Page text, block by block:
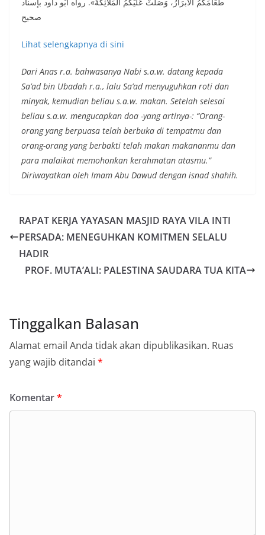
صحيح
Lihat selengkapnya di sini
Dari Anas r.a. bahwasanya Nabi s.a.w. datang kepada
Sa’ad bin Ubadah r.a., lalu Sa’ad menyuguhkan roti dan
minyak, kemudian beliau s.a.w. makan. Setelah selesai
beliau s.a.w. mengucapkan doa -yang artinya-: “Orang-
orang yang berpuasa telah berbuka di tempatmu dan
orang-orang yang berbakti telah makan makananmu dan
para malaikat memohonkan kerahmatan atasmu.”
Diriwayatkan oleh Imam Abu Dawud dengan isnad shahih.
RAPAT KERJA YAYASAN MASJID RAYA VILA INTI
PERSADA: MENEGUHKAN KOMITMEN SELALU
HADIR
PROF. MUTA’ALI: PALESTINA SAUDARA TUA KITA
Tinggalkan Balasan
Alamat email Anda tidak akan dipublikasikan. Ruas
yang wajib ditandai *
Komentar*